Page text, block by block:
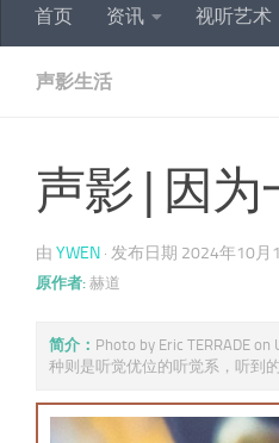
首页 资讯 视听艺术
声影生活
声影 | 因
由 YWEN · 发布日期 2024年10月
原作者: 赫道
简介： Photo by Eric TERRADE
种则是听觉优位的听觉系，听到